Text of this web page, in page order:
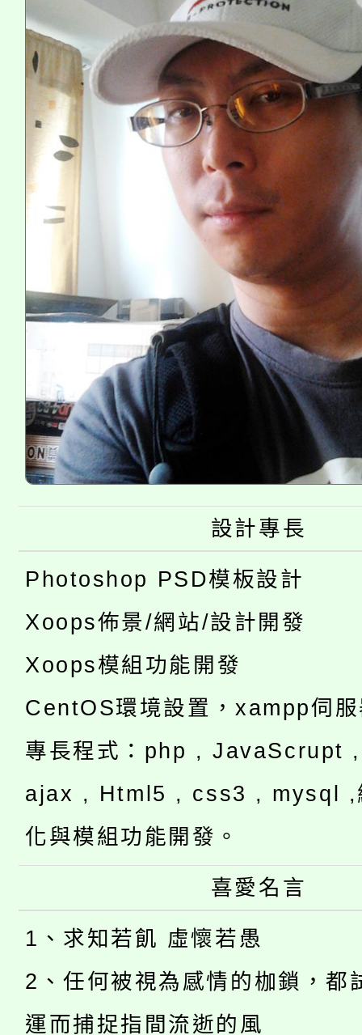
設計專長
Photoshop PSD模板設計
Xoops佈景/網站/設計開發
Xoops模組功能開發
CentOS環境設置，xampp伺
專長程式：php , JavaScrupt
ajax , Html5 , css3 , mysql ,
化與模組功能開發。
喜愛名言
1、求知若飢 虛懷若愚
2、任何被視為感情的枷鎖，都
運而捕捉指間流逝的風